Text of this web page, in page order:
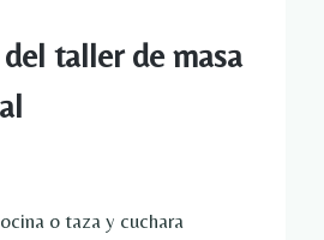
taller de masa
o taza y cuchara